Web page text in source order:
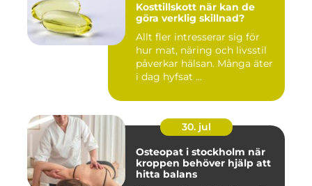
Kosttillskott när kan de
göra verklig skillnad?
Allt fler intresserar sig för
hur mat, näring och livsstil
påverkar hälsan. Många äter
i dag hyfsat ...
30. jul
Osteopat i stockholm när
kroppen behöver hjälp att
hitta balans